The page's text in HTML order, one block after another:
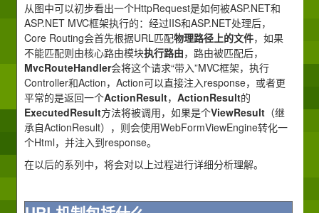
从图中可以初步看出一个HttpRequest是如何被ASP.NET和
ASP.NET MVC框架执行的：经过IIS和ASP.NET处理后，
Core Routing会首先根据URL匹配物理路径上的文件，如果
不能匹配则由核心路由模块执行路由，路由被匹配后，
MvcRouteHandler会将这个请求“带入”MVC框架，执行
Controller和Action，Action可以直接注入response，或者更
平常的是返回一个ActionResult， ActionResult的
ExecutedResult方法将被调用，如果是个ViewResult（继
承自ActionResult），则会使用WebFormViewEngine转化一
个Html，并注入到response。
在以后的系列中，将会对以上过程进行详细分析理解。